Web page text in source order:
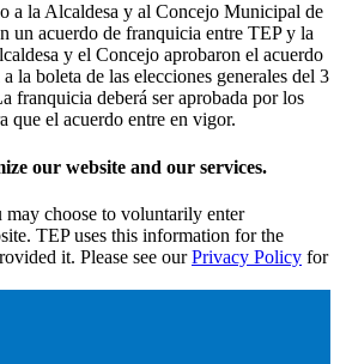
a la Alcaldesa y al Concejo Municipal de
un acuerdo de franquicia entre TEP y la
y el Concejo aprobaron el acuerdo
la boleta de las elecciones generales del 3
franquicia deberá ser aprobada por los
que el acuerdo entre en vigor.
our website and our services.
choose to voluntarily enter
TEP uses this information for the
it. Please see ourPrivacy Policy for